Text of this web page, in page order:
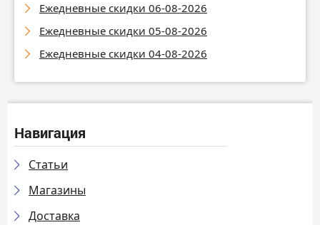
Ежедневные скидки 06-08-2026
Ежедневные скидки 05-08-2026
Ежедневные скидки 04-08-2026
Навигация
Статьи
Магазины
Доставка